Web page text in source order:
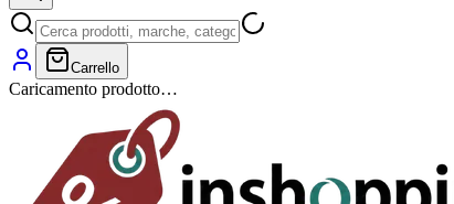
Carrello
Caricamento prodotto…